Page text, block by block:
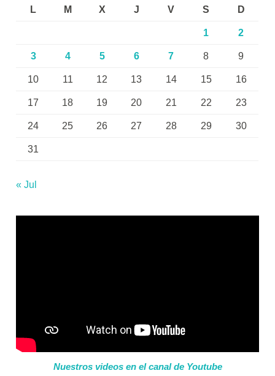
L
M X J V S D
1 2
3 4 5 6 7 8 9
10 11 12 13 14 15 16
17 18 19 20 21 22 23
24 25 26 27 28 29 30
31
« Jul
Nuestros videos en el canal de Youtube